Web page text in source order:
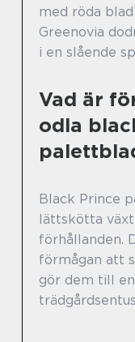
med röda
Greenovia
i en slående
Vad är
odla
Black Prince
lättskötta
förhållanden.
förmågan att
gör dem till